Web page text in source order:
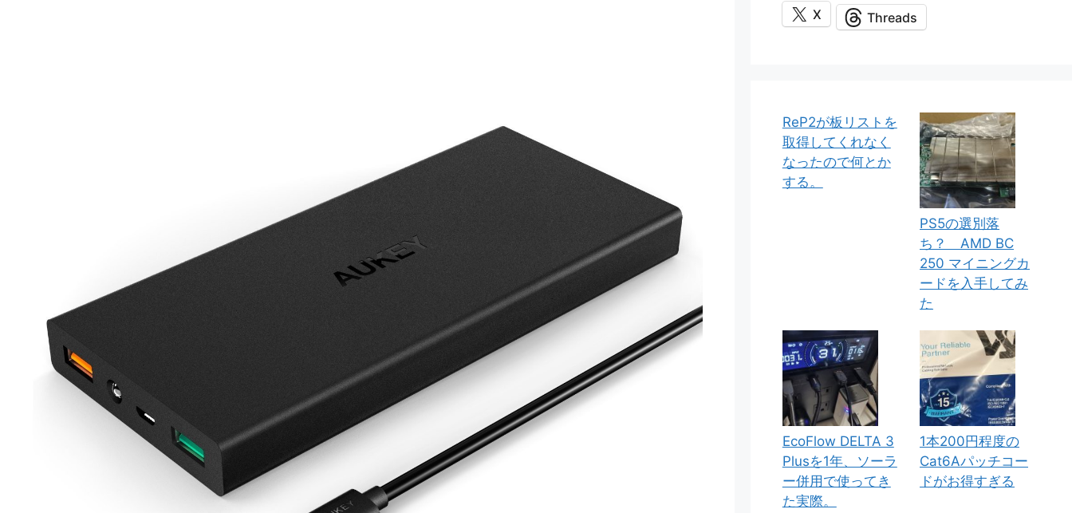
X Threads
ReP2が板リストを
取得してくれなく
なったので何とか
する。
PS5の選別落
ち？ AMD BC
250 マイニングカ
ードを入手してみ
た
EcoFlow DELTA 3
Plusを1年、ソーラ
ー併用で使ってき
た実際。
1本200円程度の
Cat6Aパッチコー
ドがお得すぎる